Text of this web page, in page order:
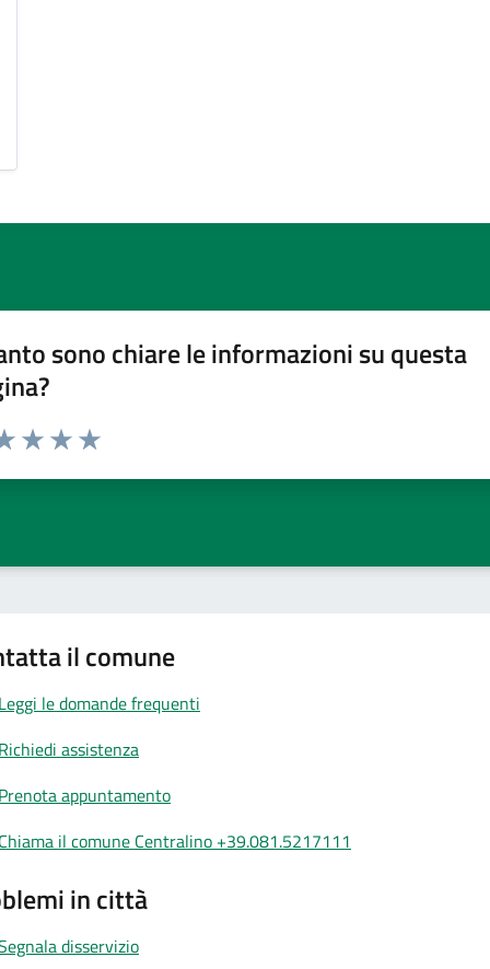
sono chiare le informazioni su questa
1 a 5 stelle la pagina
il comune
le domande frequenti
assistenza
appuntamento
il comune Centralino +39.081.5217111
in città
disservizio